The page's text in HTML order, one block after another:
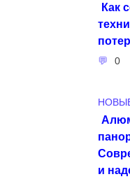
Как
0
и